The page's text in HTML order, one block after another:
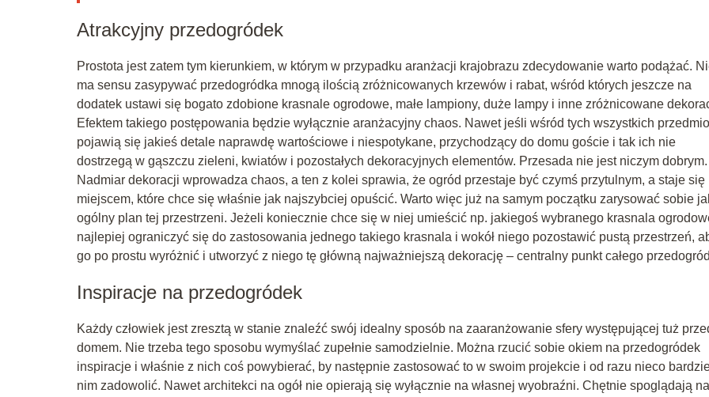
Atrakcyjny przedogródek
Prostota jest zatem tym kierunkiem, w którym w przypadku aranżacji krajobrazu zdecydowanie warto podążać.
ma sensu zasypywać przedogródka mnogą ilością zróżnicowanych krzewów i rabat, wśród których jeszcze na
dodatek ustawi się bogato zdobione krasnale ogrodowe, małe lampiony, duże lampy i inne zróżnicowane
Efektem takiego postępowania będzie wyłącznie aranżacyjny chaos. Nawet jeśli wśród tych wszystkich
pojawią się jakieś detale naprawdę wartościowe i niespotykane, przychodzący do domu goście i tak ich nie
dostrzegą w gąszczu zieleni, kwiatów i pozostałych dekoracyjnych elementów. Przesada nie jest niczym dobrym.
Nadmiar dekoracji wprowadza chaos, a ten z kolei sprawia, że ogród przestaje być czymś przytulnym, a staje się
miejscem, które chce się właśnie jak najszybciej opuścić. Warto więc już na samym początku zarysować sobie
ogólny plan tej przestrzeni. Jeżeli koniecznie chce się w niej umieścić np. jakiegoś wybranego krasnala
najlepiej ograniczyć się do zastosowania jednego takiego krasnala i wokół niego pozostawić pustą przestrzeń,
go po prostu wyróżnić i utworzyć z niego tę główną najważniejszą dekorację – centralny punkt całego
Inspiracje na przedogródek
Każdy człowiek jest zresztą w stanie znaleźć swój idealny sposób na zaaranżowanie sfery występującej tuż
domem. Nie trzeba tego sposobu wymyślać zupełnie samodzielnie. Można rzucić sobie okiem na przedogródek
inspiracje i właśnie z nich coś powybierać, by następnie zastosować to w swoim projekcie i od razu nieco
nim zadowolić. Nawet architekci na ogół nie opierają się wyłącznie na własnej wyobraźni. Chętnie spoglądają na